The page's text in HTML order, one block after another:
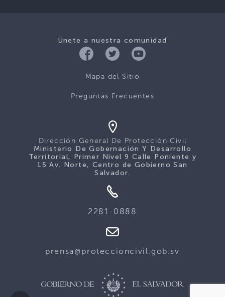
Únete a nuestra comunidad
Mapa del Sitio
Preguntas Frecuentes
Dirección General De Protección Civil
Ministerio De Gobernación Y Desarrollo
Territorial, Primer Nivel 9 Calle Poniente y
15 Av. Norte, Centro de Gobierno San
Salvador.
2281-0888
prensa@proteccioncivil.gob.sv